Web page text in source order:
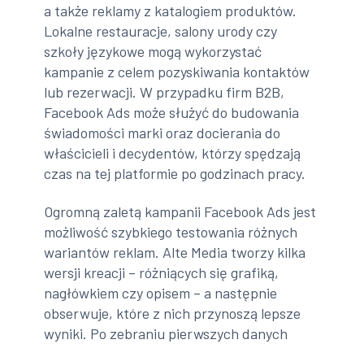
a także reklamy z katalogiem produktów.
Lokalne restauracje, salony urody czy
szkoły językowe mogą wykorzystać
kampanie z celem pozyskiwania kontaktów
lub rezerwacji. W przypadku firm B2B,
Facebook Ads może służyć do budowania
świadomości marki oraz docierania do
właścicieli i decydentów, którzy spędzają
czas na tej platformie po godzinach pracy.
Ogromną zaletą kampanii Facebook Ads jest
możliwość szybkiego testowania różnych
wariantów reklam. Alte Media tworzy kilka
wersji kreacji – różniących się grafiką,
nagłówkiem czy opisem – a następnie
obserwuje, które z nich przynoszą lepsze
wyniki. Po zebraniu pierwszych danych